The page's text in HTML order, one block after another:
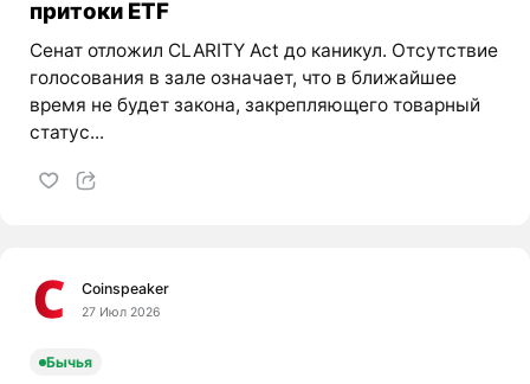
притоки ETF
Сенат отложил CLARITY Act до каникул. Отсутствие
голосования в зале означает, что в ближайшее
время не будет закона, закрепляющего товарный
статус...
Coinspeaker
27 Июл 2026
Бычья